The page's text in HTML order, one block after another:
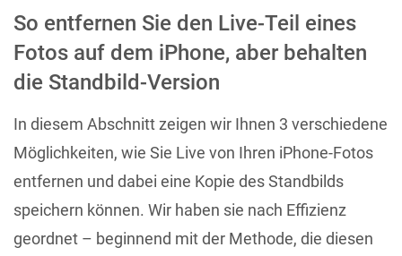
So entfernen Sie den Live-Teil eines
Fotos auf dem iPhone, aber behalten
die Standbild-Version
In diesem Abschnitt zeigen wir Ihnen 3 verschiedene
Möglichkeiten, wie Sie Live von Ihren iPhone-Fotos
entfernen und dabei eine Kopie des Standbilds
speichern können. Wir haben sie nach Effizienz
geordnet – beginnend mit der Methode, die diesen